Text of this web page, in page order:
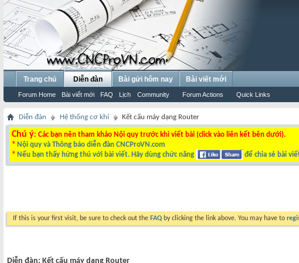
Trang chủ Diễn đàn
Forum Home Bài viết mới FAQ Lịch Community Forum Actions Quick Links
Bài gửi hôm nay Bài viết mới
Diễn đàn Hệ thống cơ khí Kết cấu máy dạng Router
Chú ý: Các bạn nên tham khảo Nội quy trước khi viết bài (click vào liên kết bên dưới).
* Nội quy và Thông báo diễn đàn CNCProVN.com
* Nếu bạn thấy hứng thú với bài viết. Hãy dùng chức năng để chia sẻ bài
If this is your first visit, be sure to check out the FAQ by clicking the link above. You may have to
Diễn đàn: Kết cấu máy dạng Router